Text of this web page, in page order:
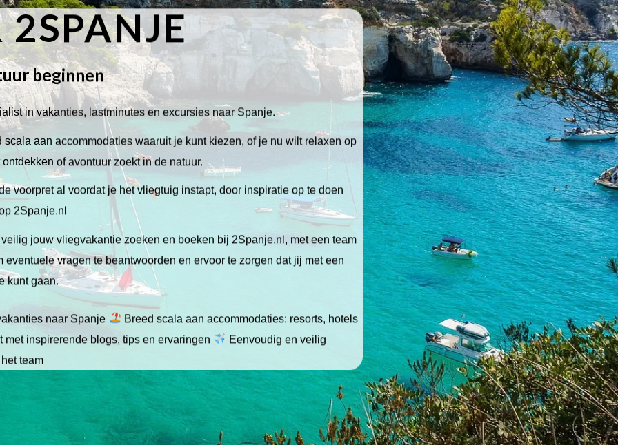
2SPANJE
beginnen
in vakanties, lastminutes en excursies naar Spanje.
scala aan accommodaties waaruit je kunt kiezen, of je nu wilt relaxen op
of avontuur zoekt in de natuur.
voorpret al voordat je het vliegtuig instapt, door inspiratie op te doen
2Spanje.nl
jouw vliegvakantie zoeken en boeken bij 2Spanje.nl, met een team
eventuele vragen te beantwoorden en ervoor te zorgen dat jij met een
kunt gaan.
naar Spanje
Breed scala aan accommodaties: resorts, hotels
met inspirerende blogs, tips en ervaringen
Eenvoudig en veilig
team